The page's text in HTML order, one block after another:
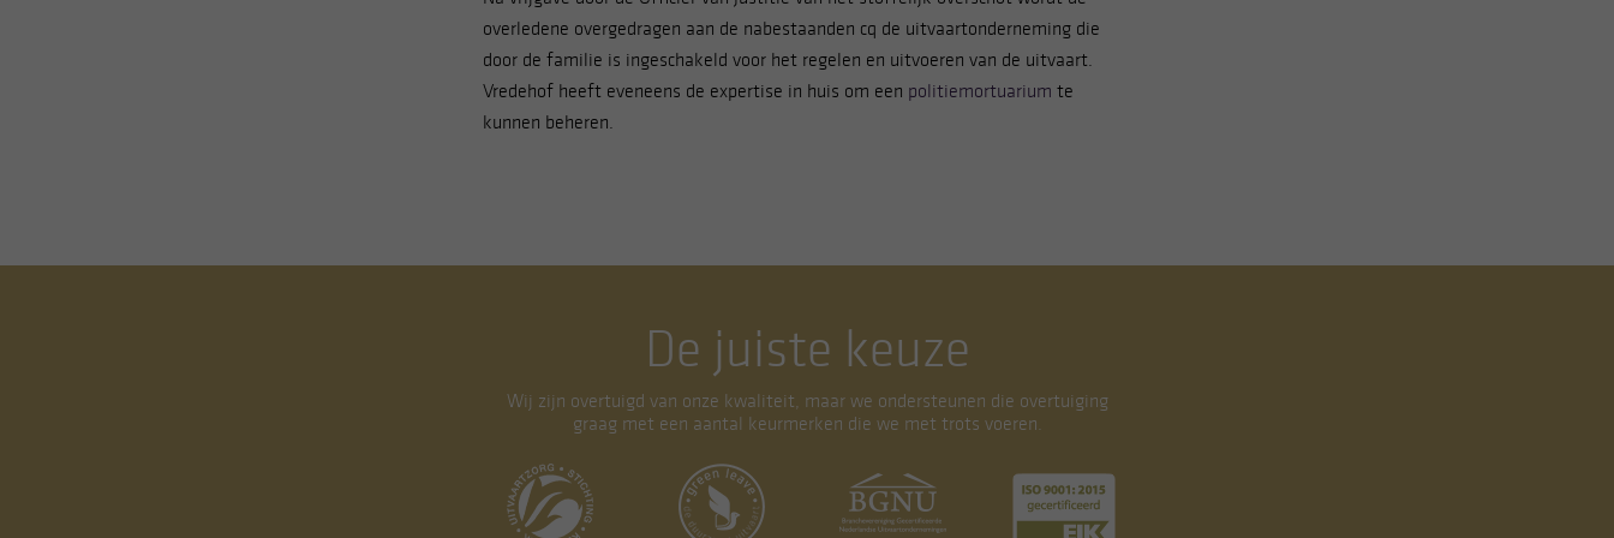
U kunt uw keuzes altijd aanpassen door linksonder op cookie-instellingen te klikken.
overledene overgedragen aan de nabestaanden cq de uitvaartonderneming die
door de familie is ingeschakeld voor het regelen en uitvoeren van de uitvaart.
Vredehof heeft eveneens de expertise in huis om een politiemortuarium te
kunnen beheren.
De juiste keuze
Wij zijn overtuigd van onze kwaliteit, maar we ondersteunen die overtuiging
graag met een aantal keurmerken die we met trots voeren.